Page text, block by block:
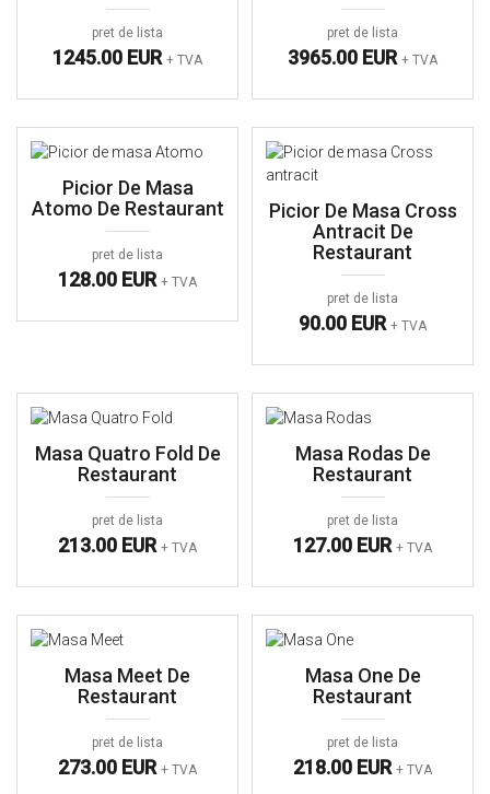
pret de lista
1245.00 EUR + TVA
pret de lista
3965.00 EUR + TVA
Picior De Masa
Atomo De Restaurant
pret de lista
128.00 EUR + TVA
Picior De Masa Cross
Antracit De
Restaurant
pret de lista
90.00 EUR + TVA
Masa Quatro Fold De
Restaurant
pret de lista
213.00 EUR + TVA
Masa Rodas De
Restaurant
pret de lista
127.00 EUR + TVA
Masa Meet De
Restaurant
pret de lista
273.00 EUR + TVA
Masa One De
Restaurant
pret de lista
218.00 EUR + TVA